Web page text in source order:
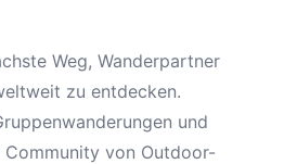
Weg, Wanderpartner
zu entdecken.
und
von Outdoor-